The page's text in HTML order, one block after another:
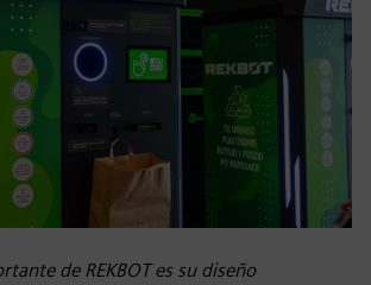
de REKBOT es su diseño